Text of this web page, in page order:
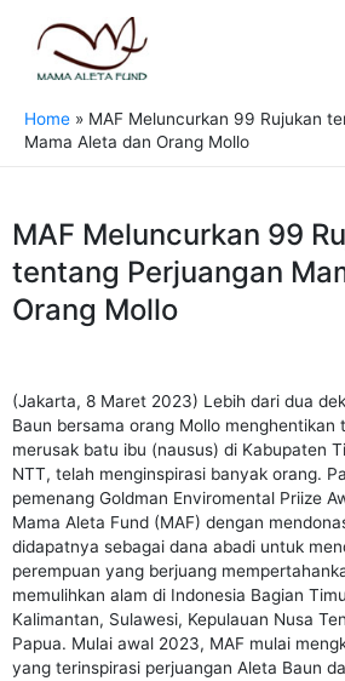
content
Home » MAF Meluncurkan 99 Rujukan
Mama Aleta dan Orang Mollo
MAF Meluncurkan 99
tentang Perjuangan
Orang Mollo
(Jakarta, 8 Maret 2023) Lebih dari dua
Baun bersama orang Mollo menghentikan
merusak batu ibu (nausus) di Kabupaten
NTT, telah menginspirasi banyak orang.
pemenang Goldman Enviromental Priize
Mama Aleta Fund (MAF) dengan
didapatnya sebagai dana abadi untuk
perempuan yang berjuang
memulihkan alam di Indonesia Bagian
Kalimantan, Sulawesi, Kepulauan Nusa
Papua. Mulai awal 2023, MAF mulai
yang terinspirasi perjuangan Aleta Baun